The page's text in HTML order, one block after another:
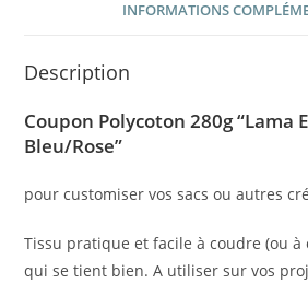
INFORMATIONS
Description
Coupon Polycoton 280g “Lama
Bleu/Rose”
pour customiser vos sacs ou autres
Tissu pratique et facile à coudre (ou à
qui se tient bien. A utiliser sur vos